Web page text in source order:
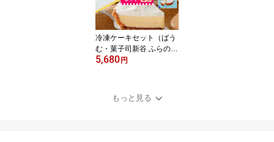
冷凍ケーキセット（ばう
む・菓子司新谷 ふらの雪
どけチーズケーキ）各1
うむ 生クリーム＆ブリュ
レ仕上げ バウムクーヘン
5,680 円
もっと見る